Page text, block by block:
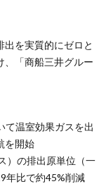
を実質的にゼロと
、「商船三井グルー
て温室効果ガスを出
を開始
）の排出原単位（一
年比で約45%削減